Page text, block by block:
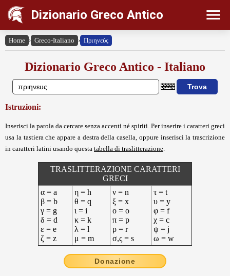
Dizionario Greco Antico
Home › Greco-Italiano › Πριηνεύς
Dizionario Greco Antico - Italiano
Istruzioni:
Inserisci la parola da cercare senza accenti né spiriti. Per inserire i caratteri greci
usa la tastiera che appare a destra della casella, oppure inserisci la trascrizione
in caratteri latini usando questa tabella di traslitterazione
TRASLITTERAZIONE CARATTERI
GRECI
α = a
β = b
γ = g
δ = d
ε = e
ζ = z
η = h
θ = q
ι = i
κ = k
λ = l
μ = m
ν = n
ξ = x
ο = o
π = p
ρ = r
σ,ς = s
τ = t
υ = y
φ = f
χ = c
ψ = j
ω = w
Donazione